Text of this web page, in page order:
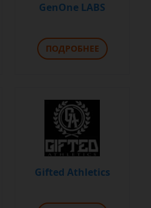
GenOne LABS
ПОДРОБНЕЕ
Gifted Athletics